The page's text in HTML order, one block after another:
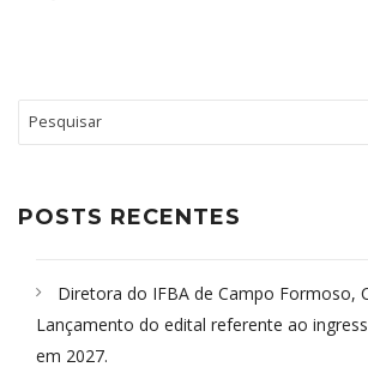
POSTS RECENTES
Diretora do IFBA de Campo Formoso,
Lançamento do edital referente ao
em 2027.